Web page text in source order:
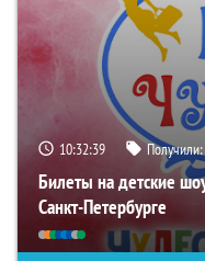
10:32:38 Получили:
Билеты на детские
Санкт-Петербурге